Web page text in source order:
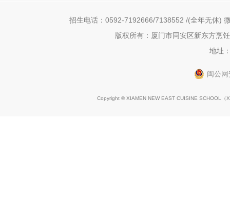
招生电话：0592-7192666/7138552 /(全年无休)
版权所有：厦门市同安区新东方烹
地址
闽公
Copyright © XIAMEN NEW EAST CUISINE SCHOOL（